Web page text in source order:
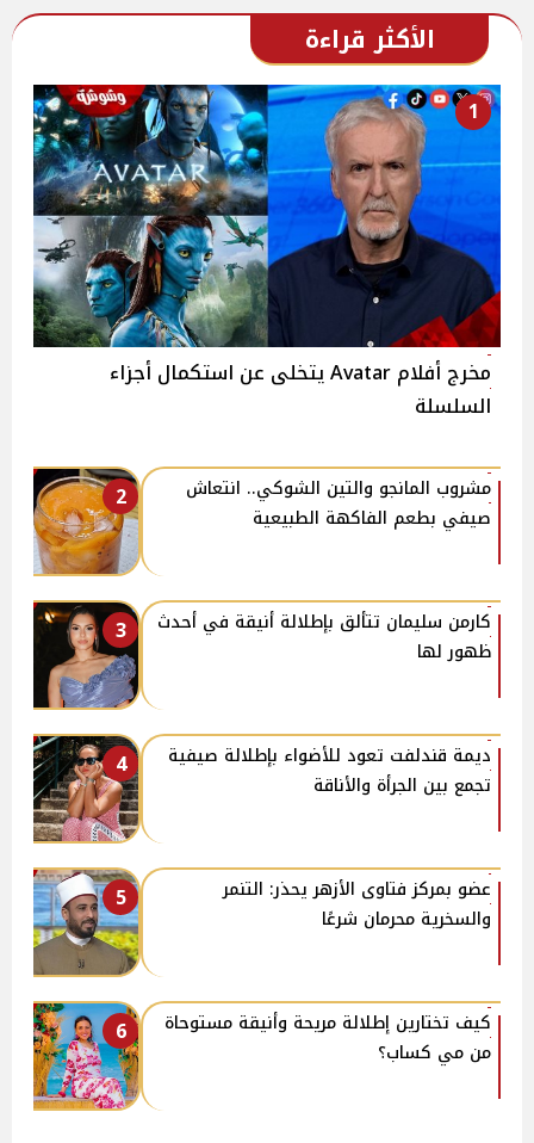
الأكثر قراءة
1
مخرج أفلام Avatar يتخلى عن استكمال أجزاء
السلسلة
2
مشروب المانجو والتين الشوكي.. انتعاش
صيفي بطعم الفاكهة الطبيعية
3
كارمن سليمان تتألق بإطلالة أنيقة في أحدث
ظهور لها
4
ديمة قندلفت تعود للأضواء بإطلالة صيفية
تجمع بين الجرأة والأناقة
5
عضو بمركز فتاوى الأزهر يحذر: التنمر
والسخرية محرمان شرعًا
6
كيف تختارين إطلالة مريحة وأنيقة مستوحاة
من مي كساب؟